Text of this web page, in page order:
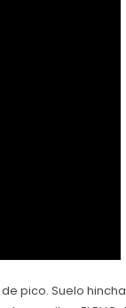
pico. Suelo